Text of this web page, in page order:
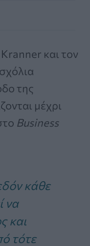
και τον
της
μέχρι
Business
κάθε
να
και
τότε